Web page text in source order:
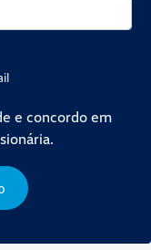
e concordo em